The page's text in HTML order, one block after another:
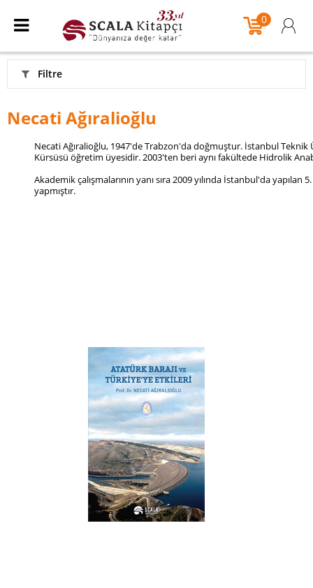
0
Filtre
Necati Ağıralioğlu
Necati Ağıralioğlu, 1947'de Trabzon'da doğmuştur. İstanbul Teknik
Kürsüsü öğretim üyesidir. 2003'ten beri aynı fakültede Hidrolik
Akademik çalışmalarının yanı sıra 2009 yılında İstanbul'da
yapmıştır.